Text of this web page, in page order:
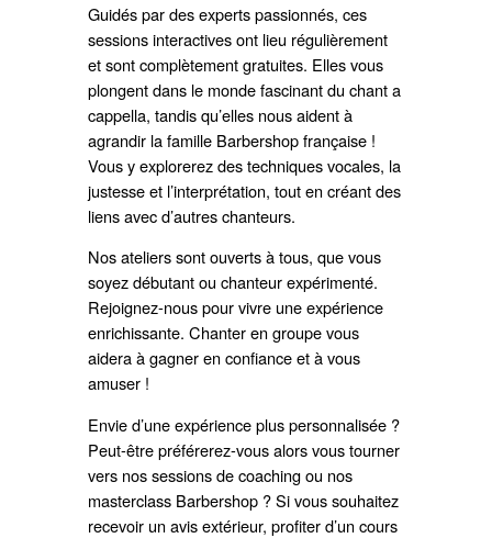
Guidés par des experts passionnés, ces
sessions interactives ont lieu régulièrement
et sont complètement gratuites. Elles vous
plongent dans le monde fascinant du chant a
cappella, tandis qu’elles nous aident à
agrandir la famille Barbershop française !
Vous y explorerez des techniques vocales, la
justesse et l’interprétation, tout en créant des
liens avec d’autres chanteurs.
Nos ateliers sont ouverts à tous, que vous
soyez débutant ou chanteur expérimenté.
Rejoignez-nous pour vivre une expérience
enrichissante. Chanter en groupe vous
aidera à gagner en confiance et à vous
amuser !
Envie d’une expérience plus personnalisée ?
Peut-être préférerez-vous alors vous tourner
vers nos sessions de coaching ou nos
masterclass Barbershop ? Si vous souhaitez
recevoir un avis extérieur, profiter d’un cours